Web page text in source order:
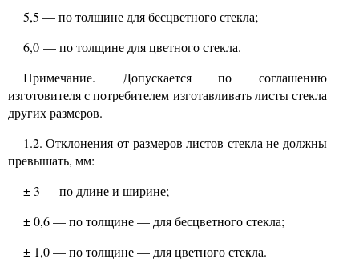
5,5 —по толщине для бесцветного стекла;
6,0 —по толщине для цветного стекла.
Примечание. Допускается по соглашению
изготовителя с потребителем изготавливать листы стекла
других размеров.
1.2. Отклонения от размеров листов стекла не должны
превышать, мм:
± 3 —по длине и ширине;
± 0,6—по толщине—для бесцветного стекла;
± 1,0—по толщине—для цветного стекла.